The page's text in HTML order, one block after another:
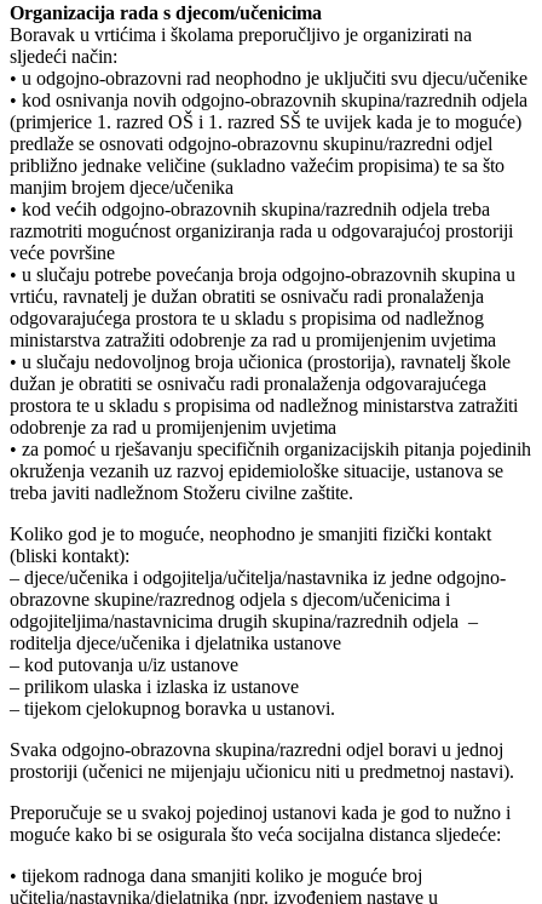
Organizacija rada s djecom/učenicima
Boravak u vrtićima i školama preporučljivo je organizirati na
sljedeći način:
• u odgojno-obrazovni rad neophodno je uključiti svu djecu/učenike
• kod osnivanja novih odgojno-obrazovnih skupina/razrednih odjela
(primjerice 1. razred OŠ i 1. razred SŠ te uvijek kada je to moguće)
predlaže se osnovati odgojno-obrazovnu skupinu/razredni odjel
približno jednake veličine (sukladno važećim propisima) te sa što
manjim brojem djece/učenika
• kod većih odgojno-obrazovnih skupina/razrednih odjela treba
razmotriti mogućnost organiziranja rada u odgovarajućoj prostoriji
veće površine
• u slučaju potrebe povećanja broja odgojno-obrazovnih skupina u
vrtiću, ravnatelj je dužan obratiti se osnivaču radi pronalaženja
odgovarajućega prostora te u skladu s propisima od nadležnog
ministarstva zatražiti odobrenje za rad u promijenjenim uvjetima
• u slučaju nedovoljnog broja učionica (prostorija), ravnatelj škole
dužan je obratiti se osnivaču radi pronalaženja odgovarajućega
prostora te u skladu s propisima od nadležnog ministarstva zatražiti
odobrenje za rad u promijenjenim uvjetima
• za pomoć u rješavanju specifičnih organizacijskih pitanja pojedinih
okruženja vezanih uz razvoj epidemiološke situacije, ustanova se
treba javiti nadležnom Stožeru civilne zaštite.
Koliko god je to moguće, neophodno je smanjiti fizički kontakt
(bliski kontakt):
– djece/učenika i odgojitelja/učitelja/nastavnika iz jedne odgojno-
obrazovne skupine/razrednog odjela s djecom/učenicima i
odgojiteljima/nastavnicima drugih skupina/razrednih odjela –
roditelja djece/učenika i djelatnika ustanove
– kod putovanja u/iz ustanove
– prilikom ulaska i izlaska iz ustanove
– tijekom cjelokupnog boravka u ustanovi.
Svaka odgojno-obrazovna skupina/razredni odjel boravi u jednoj
prostoriji (učenici ne mijenjaju učionicu niti u predmetnoj nastavi).
Preporučuje se u svakoj pojedinoj ustanovi kada je god to nužno i
moguće kako bi se osigurala što veća socijalna distanca sljedeće:
• tijekom radnoga dana smanjiti koliko je moguće broj
učitelja/nastavnika/djelatnika (npr. izvođenjem nastave u